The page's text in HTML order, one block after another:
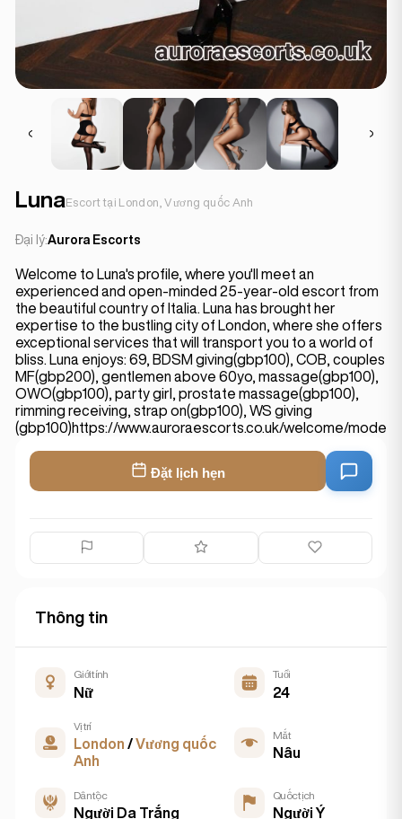
LunaEscort tại London, Vương quốc Anh
Đại lý:Aurora Escorts
Welcome to Luna's profile, where you'll meet an
experienced and open-minded 25-year-old escort from
the beautiful country of Italia. Luna has brought her
expertise to the bustling city of London, where she offers
exceptional services that will transport you to a world of
bliss. Luna enjoys: 69, BDSM giving(gbp100), COB, couples
MF(gbp200), gentlemen above 60yo, massage(gbp100),
OWO(gbp100), party girl, prostate massage(gbp100),
rimming receiving, strap on(gbp100), WS giving
(gbp100)https://www.auroraescorts.co.uk/welcome/
Đặt lịch hẹn
Thông tin
Giới tính
Nữ
Tuổi
24
Vị trí
London /Vương quốc
Anh
Mắt
Nâu
Dân tộc
Người Da Trắng
Quốc tịch
Người Ý